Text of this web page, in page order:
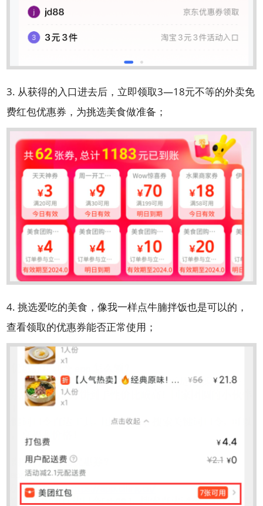
3. 从获得的入口进去后，立即领取3—18元不等的外卖免
费红包优惠券，为挑选美食做准备；
4. 挑选爱吃的美食，像我一样点牛腩拌饭也是可以的，
查看领取的优惠券能否正常使用；